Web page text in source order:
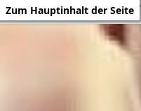
Zum Hauptinhalt der Seite